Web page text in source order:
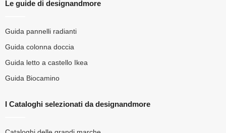
Le guide di designandmore
Guida pannelli radianti
Guida colonna doccia
Guida letto a castello Ikea
Guida Biocamino
I Cataloghi selezionati da designandmore